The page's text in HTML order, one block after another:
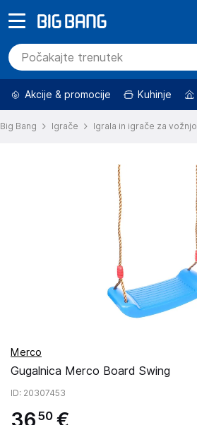
Akcije & promocije Kuhinje
Big Bang Igrače Igrala in igrače za vožnjo
Merco
Gugalnica Merco Board Swing
ID: 20307453
36 50 €